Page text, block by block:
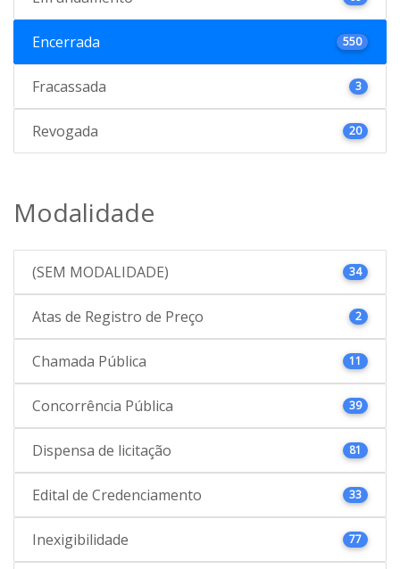
Encerrada 550
Fracassada 3
Revogada 20
Modalidade
(SEM MODALIDADE) 34
Atas de Registro de Preço 2
Chamada Pública 11
Concorrência Pública 39
Dispensa de licitação 81
Edital de Credenciamento 33
Inexigibilidade 77